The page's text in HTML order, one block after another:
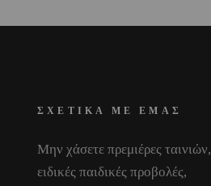
ΣΧΕΤΙΚΑ ΜΕ ΕΜΑΣ
Μην χάσετε πρεμιέρες ταινιών,
ειδικές παιδικές προβολές,